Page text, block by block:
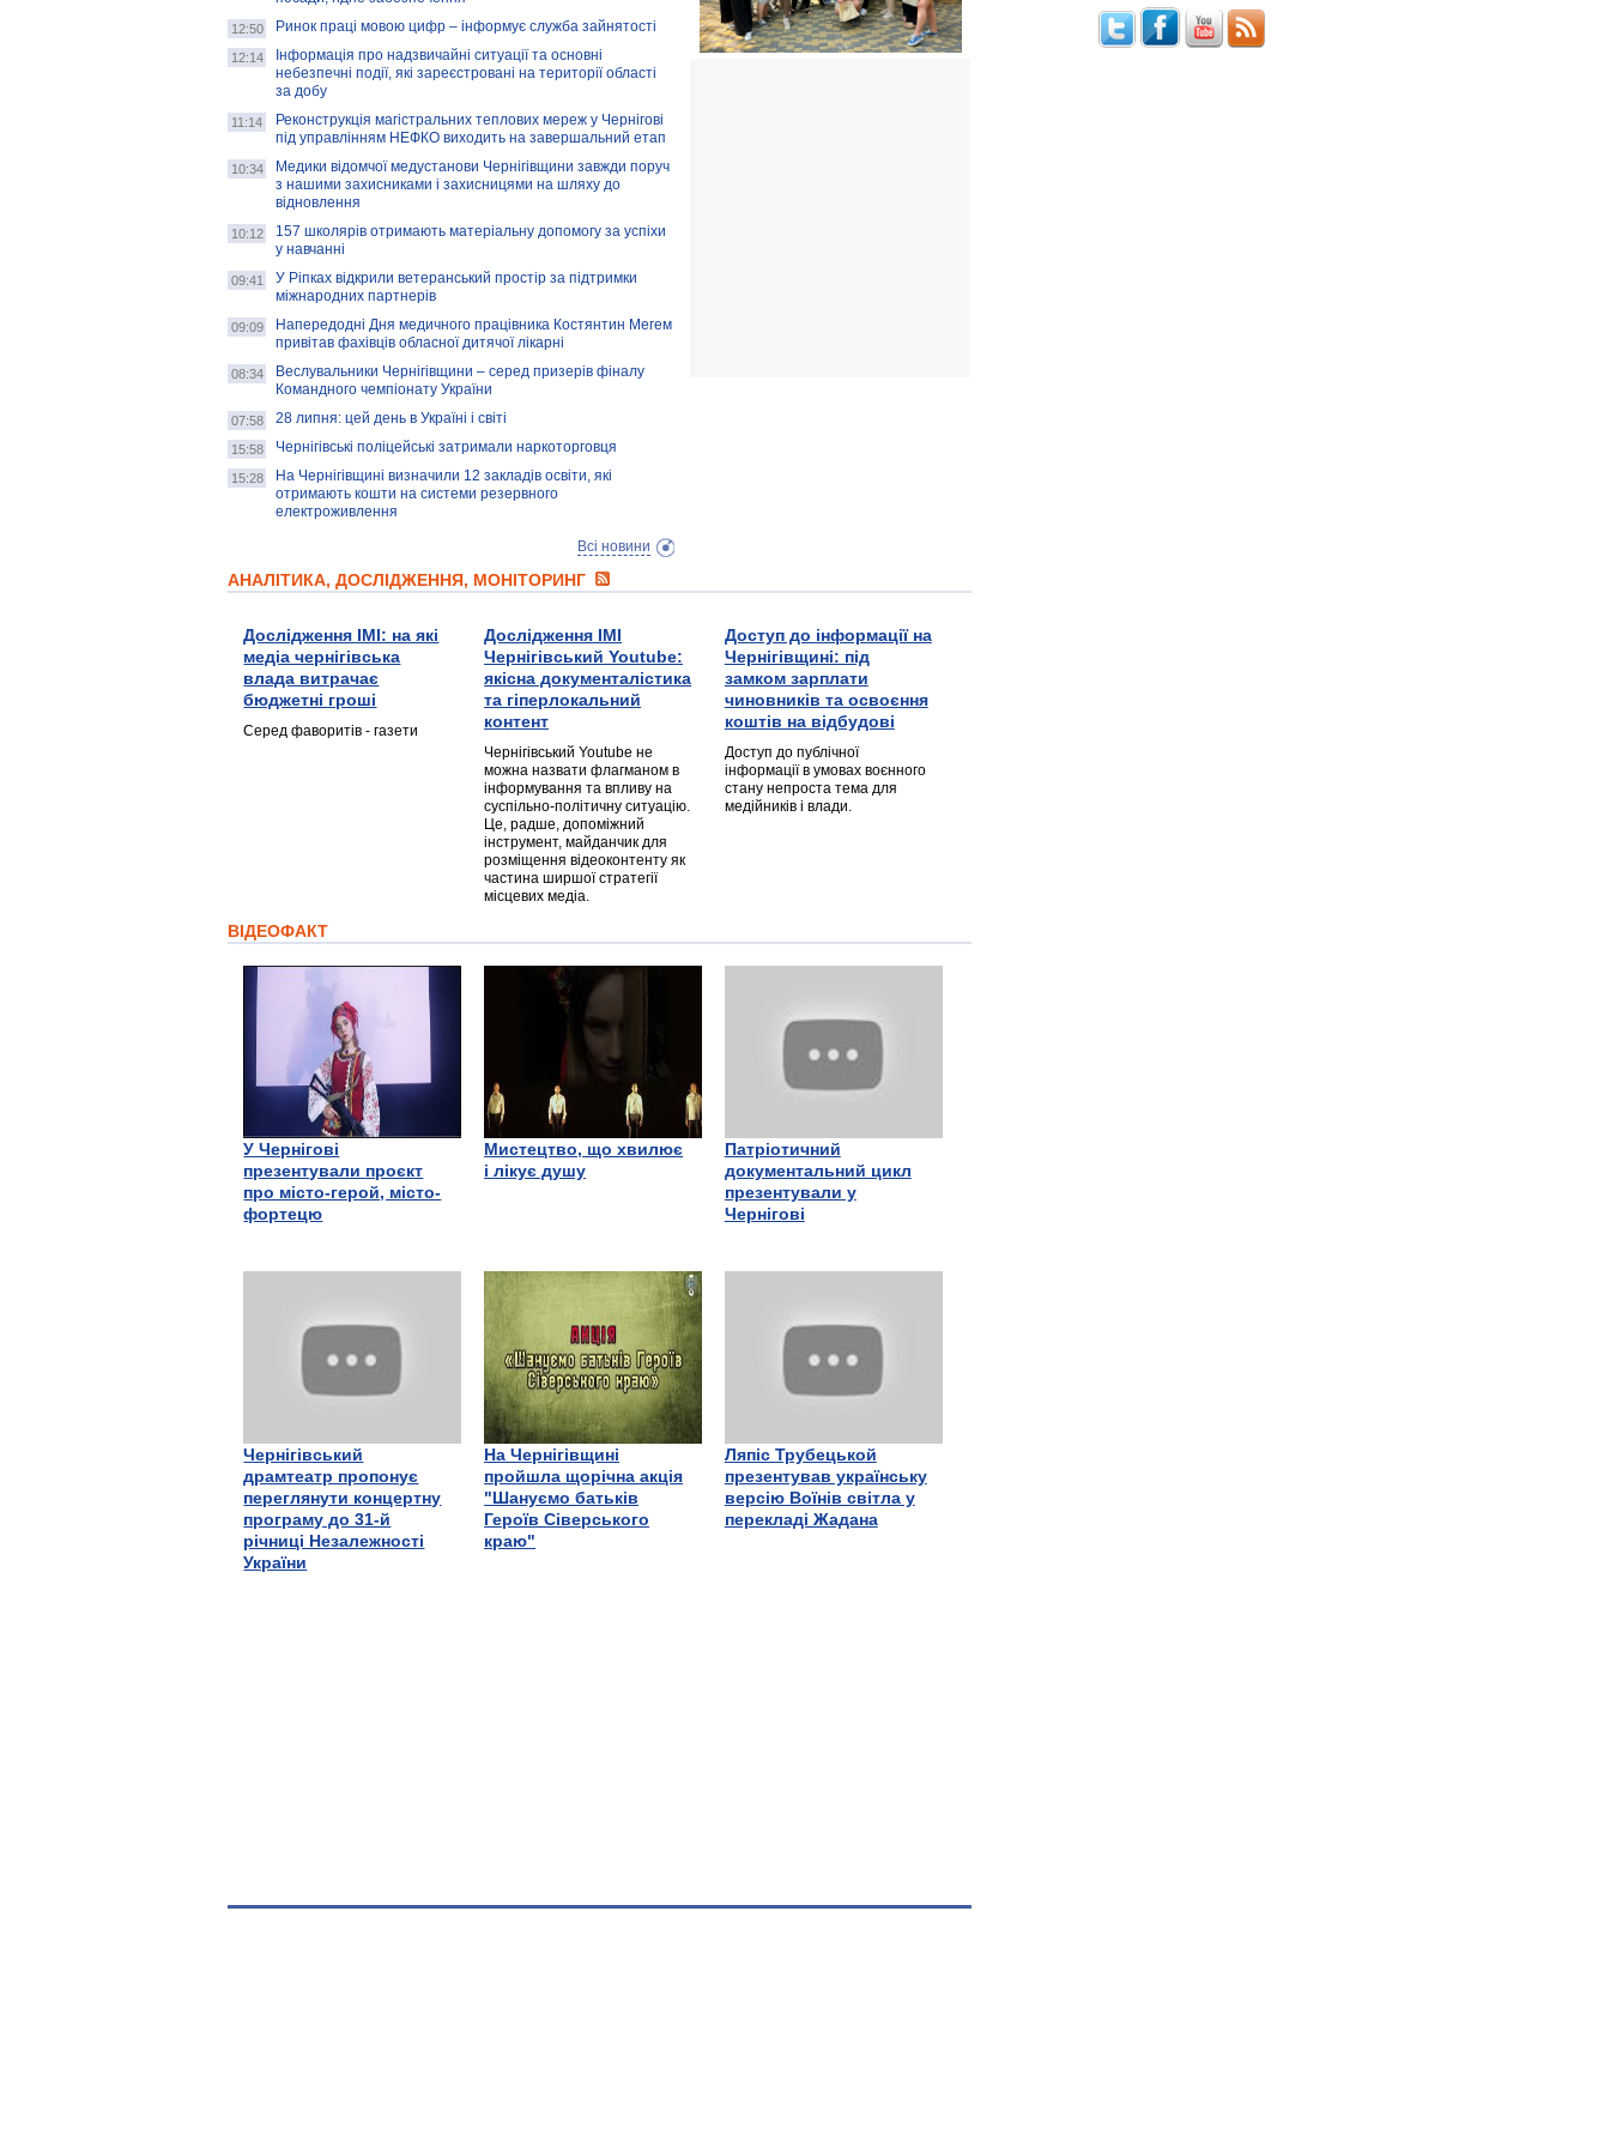
12:50 Ринок праці мовою цифр – інформує служба зайнятості
12:14
Інформація про надзвичайні ситуації та основні
небезпечні події, які зареєстровані на території області
за добу
11:14
Реконструкція магістральних теплових мереж у Чернігові
під управлінням НЕФКО виходить на завершальний етап
10:34
Медики відомчої медустанови Чернігівщини завжди поруч
з нашими захисниками і захисницями на шляху до
відновлення
10:12
157 школярів отримають матеріальну допомогу за успіхи
у навчанні
09:41
У Ріпках відкрили ветеранський простір за підтримки
міжнародних партнерів
09:09
Напередодні Дня медичного працівника Костянтин Мегем
привітав фахівців обласної дитячої лікарні
08:34
Веслувальники Чернігівщини – серед призерів фіналу
Командного чемпіонату України
07:58 28 липня: цей день в Україні і світі
15:58 Чернігівські поліцейські затримали наркоторговця
15:28
На Чернігівщині визначили 12 закладів освіти, які
отримають кошти на системи резервного
електроживлення
Всі новини
АНАЛІТИКА, ДОСЛІДЖЕННЯ, МОНІТОРИНГ
Дослідження ІМІ: на які
медіа чернігівська
влада витрачає
бюджетні гроші
Серед фаворитів - газети
Дослідження ІМІ
Чернігівський Youtube:
якісна документалістика
та гіперлокальний
контент
Чернігівський Youtube не
можна назвати флагманом в
інформування та впливу на
суспільно-політичну ситуацію.
Це, радше, допоміжний
інструмент, майданчик для
розміщення відеоконтенту як
частина ширшої стратегії
місцевих медіа.
Доступ до інформації на
Чернігівщині: під
замком зарплати
чиновників та освоєння
коштів на відбудові
Доступ до публічної
інформації в умовах воєнного
стану непроста тема для
медійників і влади.
ВІДЕОФАКТ
У Чернігові
презентували проєкт
про місто-герой, місто-
фортецю
Мистецтво, що хвилює
і лікує душу
Патріотичний
документальний цикл
презентували у
Чернігові
Чернігівський
драмтеатр пропонує
переглянути концертну
програму до 31-й
річниці Незалежності
України
На Чернігівщині
пройшла щорічна акція
"Шануємо батьків
Героїв Сіверського
краю"
Ляпіс Трубецькой
презентував українську
версію Воїнів світла у
перекладі Жадана